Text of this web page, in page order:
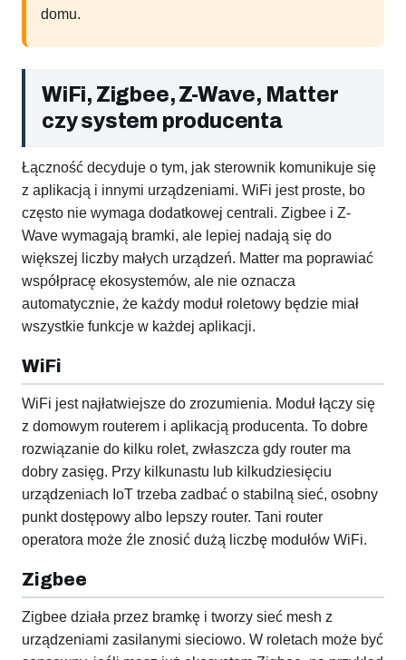
domu.
WiFi, Zigbee, Z-Wave, Matter
czy system producenta
Łączność decyduje o tym, jak sterownik komunikuje się
z aplikacją i innymi urządzeniami. WiFi jest proste, bo
często nie wymaga dodatkowej centrali. Zigbee i Z-
Wave wymagają bramki, ale lepiej nadają się do
większej liczby małych urządzeń. Matter ma poprawiać
współpracę ekosystemów, ale nie oznacza
automatycznie, że każdy moduł roletowy będzie miał
wszystkie funkcje w każdej aplikacji.
WiFi
WiFi jest najłatwiejsze do zrozumienia. Moduł łączy się
z domowym routerem i aplikacją producenta. To dobre
rozwiązanie do kilku rolet, zwłaszcza gdy router ma
dobry zasięg. Przy kilkunastu lub kilkudziesięciu
urządzeniach IoT trzeba zadbać o stabilną sieć, osobny
punkt dostępowy albo lepszy router. Tani router
operatora może źle znosić dużą liczbę modułów WiFi.
Zigbee
Zigbee działa przez bramkę i tworzy sieć mesh z
urządzeniami zasilanymi sieciowo. W roletach może być